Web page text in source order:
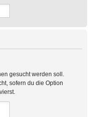
gesucht werden soll.
sofern du die Option